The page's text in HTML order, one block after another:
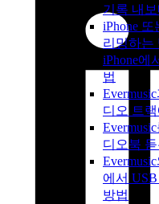
기록 내보
iPhone
리밍하는
iPhone에
법
디오 트
디오북
에서
방법